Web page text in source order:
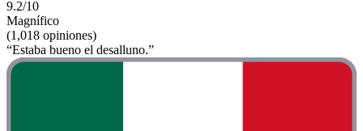
9.2/10
Magnífico
(1,018 opiniones)
“Estaba bueno el desalluno.”